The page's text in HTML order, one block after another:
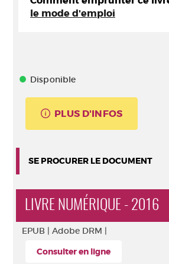
le mode d'emploi
Disponible
PLUS D'INFOS
SE PROCURER LE DOCUMENT
LIVRE NUMÉRIQUE - 2016
EPUB | Adobe DRM |
Consulter en ligne